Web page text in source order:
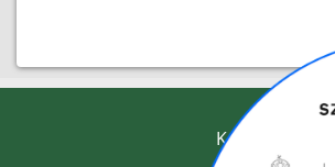
KAPCSOLAT